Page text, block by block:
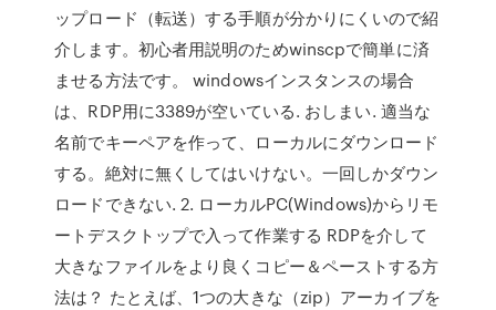
ップロード（転送）する手順が分かりにくいので紹
介します。初心者用説明のためwinscpで簡単に済
ませる方法です。 windowsインスタンスの場合
は、RDP用に3389が空いている. おしまい. 適当な
名前でキーペアを作って、ローカルにダウンロード
する。絶対に無くしてはいけない。一回しかダウン
ロードできない. 2. ローカルPC(Windows)からリモ
ートデスクトップで入って作業する RDPを介して
大きなファイルをより良くコピー＆ペーストする方
法は？ たとえば、1つの大きな（zip）アーカイブを